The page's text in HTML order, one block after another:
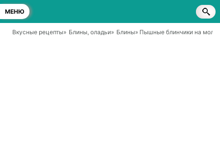
МЕНЮ
Вкусные рецепты» Блины, оладьи» Блины» Пышные блинчики на